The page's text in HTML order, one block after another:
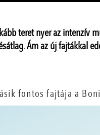
teret nyer az intenzív
Ám az új fajtákkal
fontos fajtája a